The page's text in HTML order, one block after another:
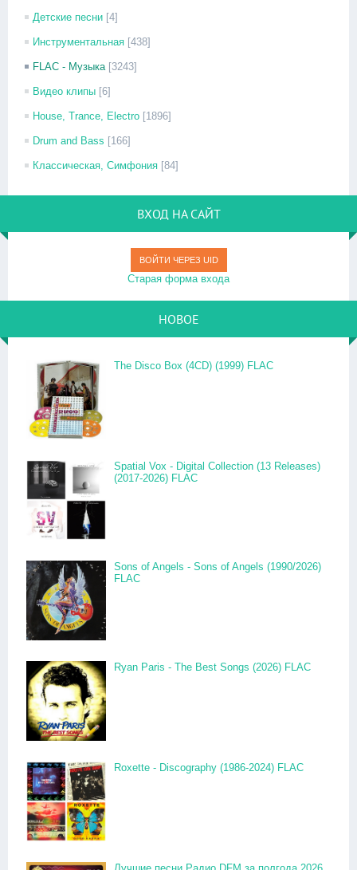
Детские песни [4]
Инструментальная [438]
FLAC - Музыка [3243]
Видео клипы [6]
House, Trance, Electro [1896]
Drum and Bass [166]
Классическая, Симфония [84]
ВХОД НА САЙТ
ВОЙТИ ЧЕРЕЗ UID
Старая форма входа
НОВОЕ
The Disco Box (4CD) (1999) FLAC
Spatial Vox - Digital Collection (13 Releases)
(2017-2026) FLAC
Sons of Angels - Sons of Angels (1990/2026)
FLAC
Ryan Paris - The Best Songs (2026) FLAC
Roxette - Discography (1986-2024) FLAC